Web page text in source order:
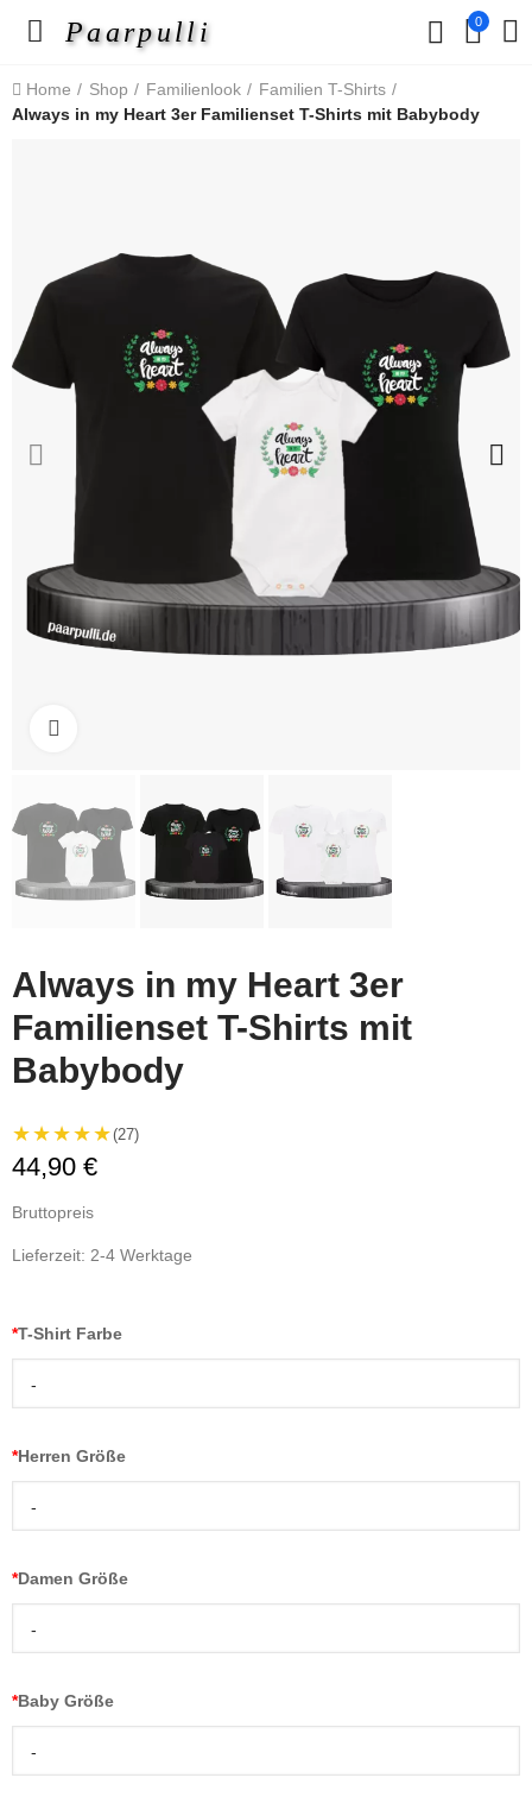
Paarpulli 0
Home Shop Familienlook
Familien T-Shirts
Always in my Heart 3er Familienset T-Shirts mit Babybody
Always in my Heart 3er
Familienset T-Shirts mit
Babybody
★★★★★(27)
44,90 €
Bruttopreis
Lieferzeit: 2-4 Werktage
*T-Shirt Farbe
-
*Herren Größe
-
*Damen Größe
-
*Baby Größe
-